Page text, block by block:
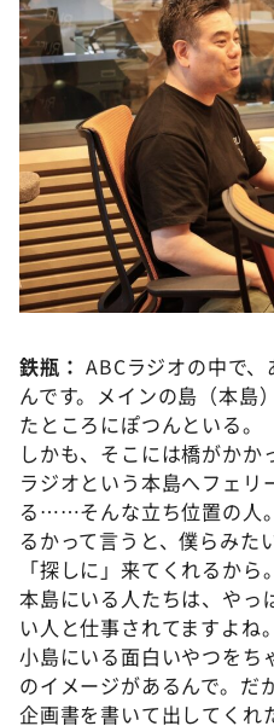
鉄瓶： ABCラジオの中で
んです。メインの島（本島
たところにぽつんといる。
しかも、そこには橋がかか
ラジオという本島へフェリ
る……そんな立ち位置の人
るかって言うと、僕らみた
「探しに」来てくれるから。
本島にいる人たちは、やっ
い人と仕事されてますよね
小島にいる面白いやつをち
のイメージがあるんで。だ
企画書を書いて出してくれ